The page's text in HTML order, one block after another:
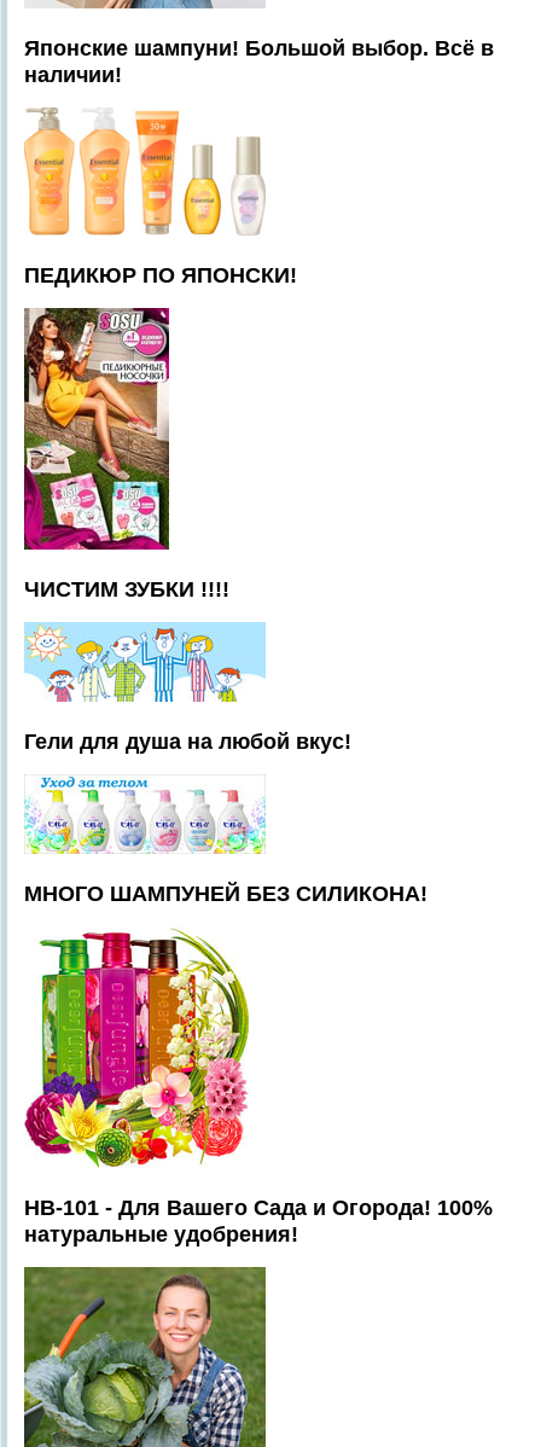
Японские шампуни! Большой выбор. Всё в
наличии!
ПЕДИКЮР ПО ЯПОНСКИ!
ЧИСТИМ ЗУБКИ !!!!
Гели для душа на любой вкус!
МНОГО ШАМПУНЕЙ БЕЗ СИЛИКОНА!
HB-101 - Для Вашего Сада и Огорода! 100%
натуральные удобрения!